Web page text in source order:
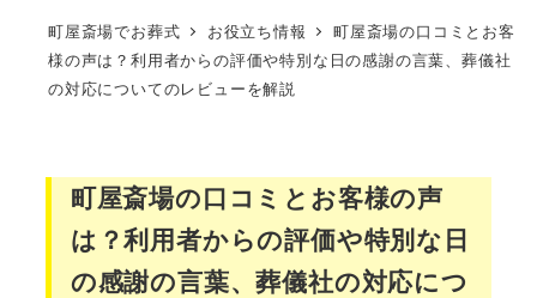
町屋斎場でお葬式 お役立ち情報
町屋斎場の口コミとお客
様の声は？利用者からの評価や特別な日の感謝の言葉、葬儀社
の対応についてのレビューを解説
町屋斎場の口コミとお客様の声
は？利用者からの評価や特別な日
の感謝の言葉、葬儀社の対応につ